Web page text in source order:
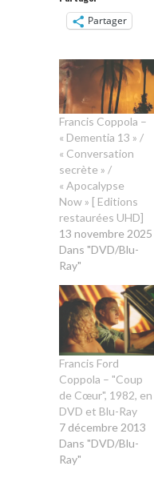
Partager
Francis Coppola –
« Dementia 13 » /
« Conversation
secrète » /
« Apocalypse
Now » [ Editions
restaurées UHD]
13 novembre 2025
Dans "DVD/Blu-
Ray"
Francis Ford
Coppola – "Coup
de Cœur", 1982, en
DVD et Blu-Ray
7 décembre 2013
Dans "DVD/Blu-
Ray"